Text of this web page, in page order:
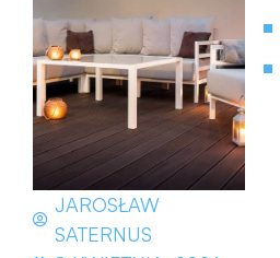
JAROSŁAW
SATERNUS